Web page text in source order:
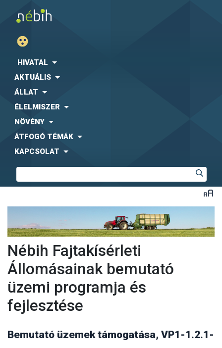
HIVATAL
AKTUÁLIS
ÁLLAT
ÉLELMISZER
NÖVÉNY
ÁTFOGÓ TÉMÁK
KAPCSOLAT
Nébih Fajtakísérleti
Állomásainak bemutató
üzemi programja és
fejlesztése
Bemutató üzemek támogatása, VP1-1.2.1-